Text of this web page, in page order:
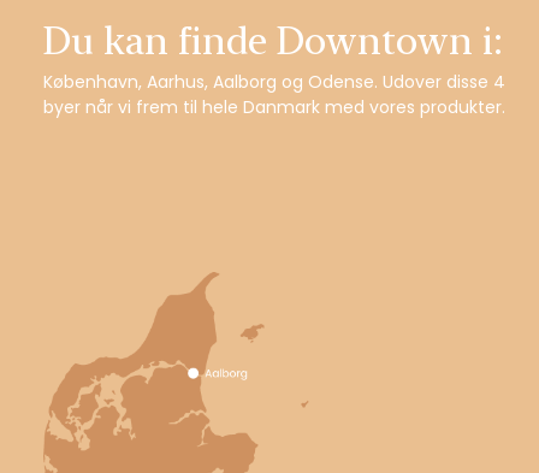
Du kan finde Downtown i:
København, Aarhus, Aalborg og Odense. Udover disse 4
byer når vi frem til hele Danmark med vores produkter.